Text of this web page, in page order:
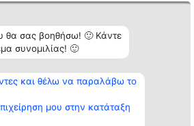
θα σας βοηθήσω! 🙂 Κάντε
συνομιλίας! 🙂
και θέλω να παραλάβω το
μου στην κατάταξη
Κατάταξη
Διακριθέντες
Λίστα όλων
διακριθέντων
Μεθοδολογία
προϋποθέσεις
Επικοινωνία